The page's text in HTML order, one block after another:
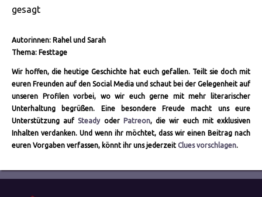
gesagt
Autorinnen: Rahel und Sarah
Thema: Festtage
Wir hoffen, die heutige Geschichte hat euch gefallen. Teilt sie doch mit
euren Freunden auf den Social Media und schaut bei der Gelegenheit auf
unseren Profilen vorbei, wo wir euch gerne mit mehr literarischer
Unterhaltung begrüßen. Eine besondere Freude macht uns eure
Unterstützung aufSteady oder Patreon, die wir euch mit exklusiven
Inhalten verdanken. Und wenn ihr möchtet, dass wir einen Beitrag nach
euren Vorgaben verfassen, könnt ihr uns jederzeit Clues vorschlagen.